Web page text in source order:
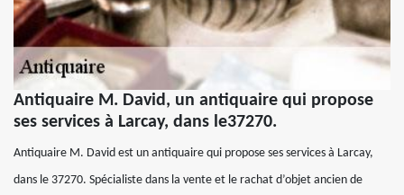
Antiquaire M. David, un antiquaire qui propose
ses services à Larcay, dans le37270.
Antiquaire M. David est un antiquaire qui propose ses services à Larcay,
dans le 37270. Spécialiste dans la vente et le rachat d’objet ancien de